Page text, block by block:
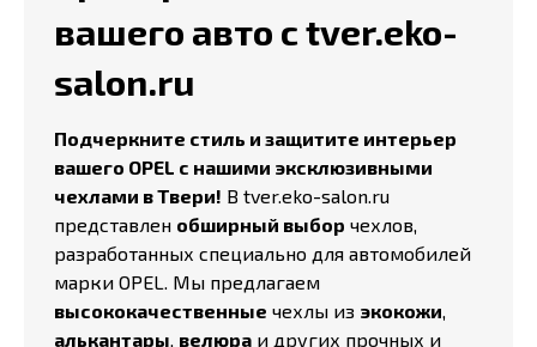
вашего авто с tver.eko-
salon.ru
Подчеркните стиль и защитите интерьер
вашего OPEL с нашими эксклюзивными
чехлами в Твери! В tver.eko-salon.ru
представлен обширный выбор чехлов,
разработанных специально для автомобилей
марки OPEL. Мы предлагаем
высококачественные чехлы из экокожи,
алькантары, велюра и других прочных и